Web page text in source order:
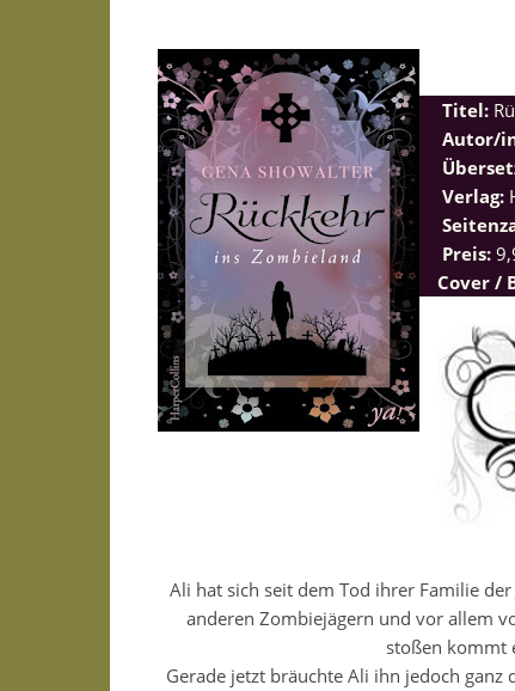
Titel:
Autor/
Verlag:
Preis:
Cover /
Ali hat sich seit dem Tod ihrer Familie
anderen Zombiejägern und vor allem
stoßen kommt
Gerade jetzt bräuchte Ali ihn jedoch